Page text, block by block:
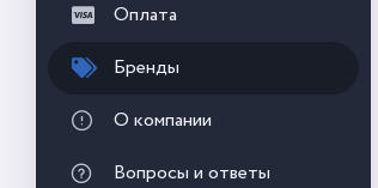
Оплата
Бренды
О компании
Вопросы и ответы